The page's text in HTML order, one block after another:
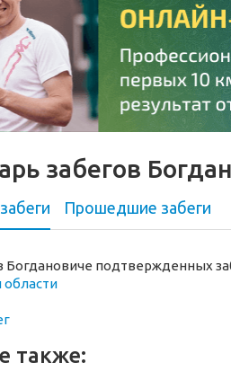
забегов
Прошедшие забеги
подтвержденных
также: